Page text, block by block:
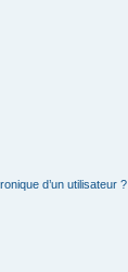
d’un utilisateur ?